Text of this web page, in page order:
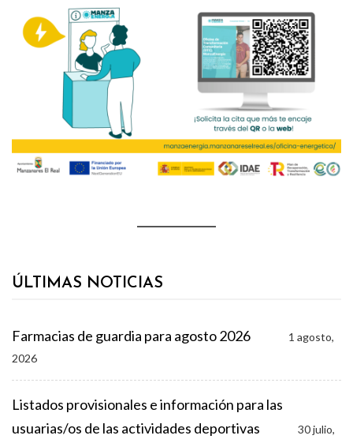
ÚLTIMAS NOTICIAS
Farmacias de guardia para agosto 2026
1 agosto,
2026
Listados provisionales e información para las
usuarias/os de las actividades deportivas
30 julio,